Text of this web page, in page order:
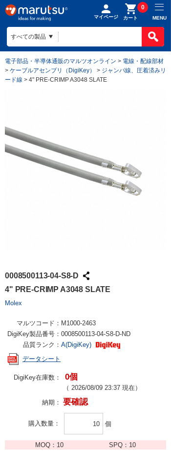
マイページ カート
0
MENU
電子部品・半導体通販のマルツオンライン > 電線・配線部材
> ケーブルアセンブリ（DigiKey） > ジャンパ線、圧着済みリ
ード線 > 4" PRE-CRIMP A3048 SLATE
0008500113-04-S8-D
4" PRE-CRIMP A3048 SLATE
Molex
マルツコード： M1000-2463
DigiKey製品番号： 0008500113-04-S8-D-ND
品質ランク： A(DigiKey)
データシート
DigiKey在庫数： 0個
（ 2026/08/09 23:37 現在）
納期： 要確認
購入数量 個
MOQ： 10 SPQ： 10